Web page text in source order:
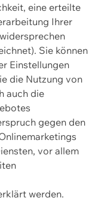
eine erteilte
Ihrer
Sie können
Einstellungen
die Nutzung von
auch die
gegen den
vor allem
werden.